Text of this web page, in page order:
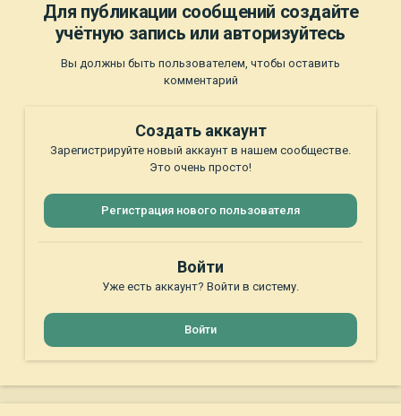
Для публикации сообщений создайте
учётную запись или авторизуйтесь
Вы должны быть пользователем, чтобы оставить
комментарий
Создать аккаунт
Зарегистрируйте новый аккаунт в нашем сообществе.
Это очень просто!
Регистрация нового пользователя
Войти
Уже есть аккаунт? Войти в систему.
Войти